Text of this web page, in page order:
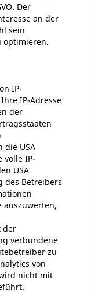
Der
an der
sein
optimieren.
IP-
IP-Adresse
der
die USA
volle IP-
USA
des Betreibers
auszuwerten,
der
verbundene
zu
von
nicht mit